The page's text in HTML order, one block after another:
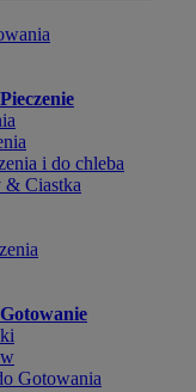
i do chleba
Ciastka
Gotowania